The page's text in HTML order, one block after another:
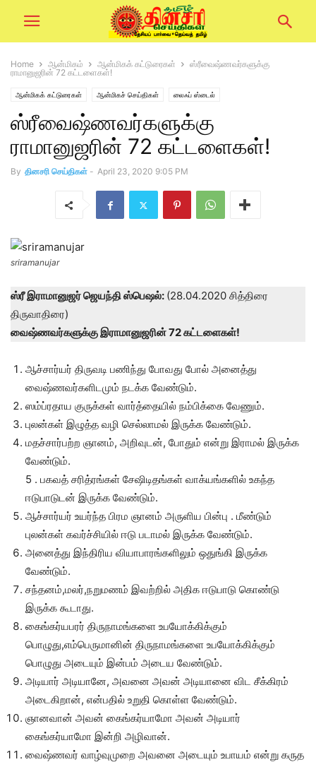
Home ஆன்மிகம் ஆன்மிகக் கட்டுரைகள்
ஸ்ரீவைஷ்ணவர்களுக்கு
ராமானுஜரின் 72 கட்டளைகள்!
ஆன்மிகக் கட்டுரைகள் ஆன்மிகச் செய்திகள் லைஃப் ஸ்டைல்
ஸ்ரீவைஷ்ணவர்களுக்கு
ராமானுஜரின் 72 கட்டளைகள்!
By தினசரி செய்திகள் - April 23, 2020 9:05 PM
sriramanujar
ஸ்ரீ இராமானுஜர் ஜெயந்தி ஸ்பெஷல்: (28.04.2020 சித்திரை
திருவாதிரை)
வைஷ்ணவர்களுக்கு இராமானுஜரின் 72 கட்டளைகள்!
ஆச்சார்யர் திருவடி பணிந்து போவது போல் அனைத்து
வைஷ்ணவர்களிடமும் நடக்க வேண்டும்.
ஸம்ப்ரதாய குருக்கள் வார்த்தையில் நம்பிக்கை வேணும்.
புலன்கள் இழுத்த வழி செல்லாமல் இருக்க வேண்டும்.
மதச்சார்பற்ற ஞானம், அறிவுடன், போதும் என்று இராமல் இருக்க
வேண்டும்.
5 . பகவத் சரித்ரங்கள் சேஷிடிதங்கள் வாக்யங்களில் உகந்த
ஈடுபாடுடன் இருக்க வேண்டும்.
ஆச்சார்யர் உயர்ந்த பிரம ஞானம் அருளிய பின்பு . மீண்டும்
புலன்கள் கவர்ச்சியில் ஈடு படாமல் இருக்க வேண்டும்.
அனைத்து இந்திரிய வியாபாரங்களிலும் ஒதுங்கி இருக்க
வேண்டும்.
சந்தனம்,மலர்,நறுமணம் இவற்றில் அதிக ஈடுபாடு கொண்டு
இருக்க கூடாது.
கைங்கர்யபரர் திருநாமங்களை உபயோக்கிக்கும்
பொழுது,எம்பெருமானின் திருநாமங்களை உபயோக்கிக்கும்
பொழுது அடையும் இன்பம் அடைய வேண்டும்.
அடியார் அடியானே, அவனை அவன் அடியானை விட சீக்கிரம்
அடைகிறான், என்பதில் உறுதி கொள்ள வேண்டும்.
ஞானவான் அவன் கைங்கர்யாமோ அவன் அடியார்
கைங்கர்யாமோ இன்றி அழிவான்.
வைஷ்ணவர் வாழ்வுமுறை அவனை அடையும் உபாயம் என்று கருத